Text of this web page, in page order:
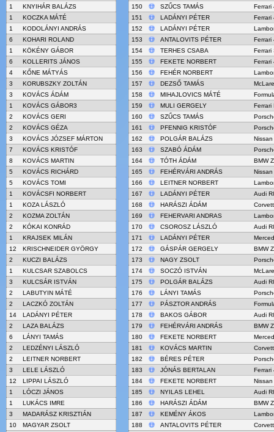
1
KNYIHÁR BALÁZS
1
KOCZKA MÁTÉ
1
KODOLÁNYI ANDRÁS
6
KOHARI ROLAND
1
KÖKÉNY GÁBOR
6
KOLLERITS JÁNOS
4
KŐNE MÁTYÁS
3
KORUBSZKY ZOLTÁN
3
KOVÁCS ÁDÁM
1
KOVÁCS GÁBOR3
2
KOVÁCS GERI
2
KOVÁCS GÉZA
3
KOVÁCS JÓZSEF MÁRTON
7
KOVÁCS KRISTÓF
8
KOVÁCS MARTIN
5
KOVÁCS RICHÁRD
5
KOVÁCS TOMI
1
KOVÁCSFI NORBERT
1
KOZA LÁSZLÓ
2
KOZMA ZOLTÁN
2
KÓKAI KONRÁD
1
KRAJSEK MILÁN
12
KRISCHNEIDER GYÖRGY
2
KUCZI BALÁZS
1
KULCSAR SZABOLCS
3
KULCSÁR ISTVÁN
2
LABUTYIN MÁTÉ
2
LACZKÓ ZOLTÁN
14
LADÁNYI PÉTER
2
LAZA BALÁZS
6
LÁNYI TAMÁS
2
LEDZÉNYI LÁSZLÓ
2
LEITNER NORBERT
3
LELE LÁSZLÓ
12
LIPPAI LÁSZLÓ
1
LÓCZI JÁNOS
1
LUKÁCS IMRE
3
MADARÁSZ KRISZTIÁN
10
MAGYAR ZSOLT
150
SZŰCS TAMÁS
Ferrari
151
LADÁNYI PÉTER
Ferrari
152
LADÁNYI PÉTER
153
ANTALOVITS PÉTER
Ferrari
154
TERHES CSABA
Ferrari
155
FEKETE NORBERT
Ferrari
156
FEHÉR NORBERT
157
DEZSŐ TAMÁS
158
MIHAJLOVICS MÁTÉ
159
MULI GERGELY
Ferrari
160
SZŰCS TAMÁS
161
PFENNIG KRISTÓF
162
POLGÁR BALÁZS
Nissan
163
SZABÓ ÁDÁM
164
TÓTH ÁDÁM
BMW
165
FEHÉRVÁRI ANDRÁS
Nissan
166
LEITNER NORBERT
167
LADÁNYI PÉTER
Audi
168
HARÁSZI ÁDÁM
169
FEHERVARI ANDRAS
170
CSOROSZ LÁSZLÓ
Audi
171
LADÁNYI PÉTER
172
GÁSPÁR GERGELY
BMW
173
NAGY ZSOLT
174
SOCZÓ ISTVÁN
175
POLGÁR BALÁZS
Audi
176
LÁNYI TAMÁS
177
PÁSZTOR ANDRÁS
178
BAKOS GÁBOR
Audi
179
FEHÉRVÁRI ANDRÁS
BMW
180
FEKETE NORBERT
181
KOVÁCS MARTIN
182
BÉRES PÉTER
183
JÓNÁS BERTALAN
Ferrari
184
FEKETE NORBERT
Nissan
185
NYILAS LEHEL
Audi
186
HARÁSZI ÁDÁM
BMW
187
KEMÉNY ÁKOS
188
ANTALOVITS PÉTER